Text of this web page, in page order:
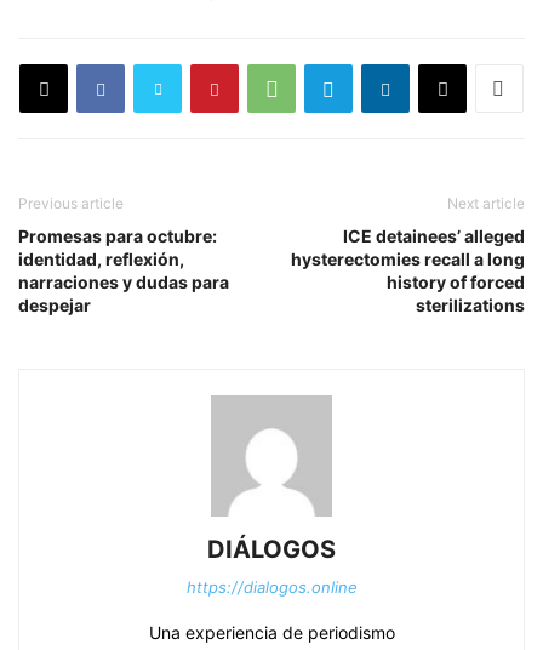
Previous article
Promesas para octubre:
identidad, reflexión,
narraciones y dudas para
despejar
Next article
ICE detainees’ alleged
hysterectomies recall a long
history of forced
sterilizations
DIÁLOGOS
https://dialogos.online
Una experiencia de periodismo